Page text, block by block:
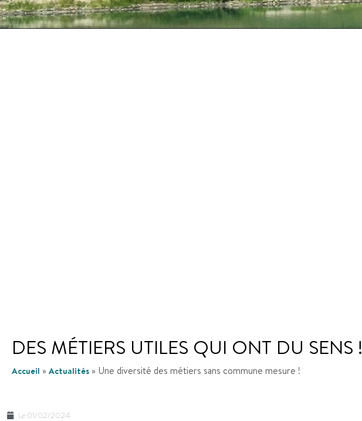
DES MÉTIERS UTILES QUI ONT DU SENS !
Accueil » Actualités » Une diversité des métiers sans commune mesure !
Le 01/02/2024